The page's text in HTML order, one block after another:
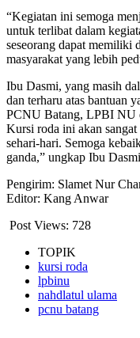
“Kegiatan ini semoga
untuk terlibat dalam
seseorang dapat memiliki
masyarakat yang lebih
Ibu Dasmi, yang masih
dan terharu atas bantuan
PCNU Batang, LPBI NU
Kursi roda ini akan
sehari-hari. Semoga
ganda,” ungkap Ibu
Pengirim: Slamet Nur
Editor: Kang Anwar
Post Views: 728
TOPIK
kursi roda
lpbinu
nahdlatul ulama
pcnu batang